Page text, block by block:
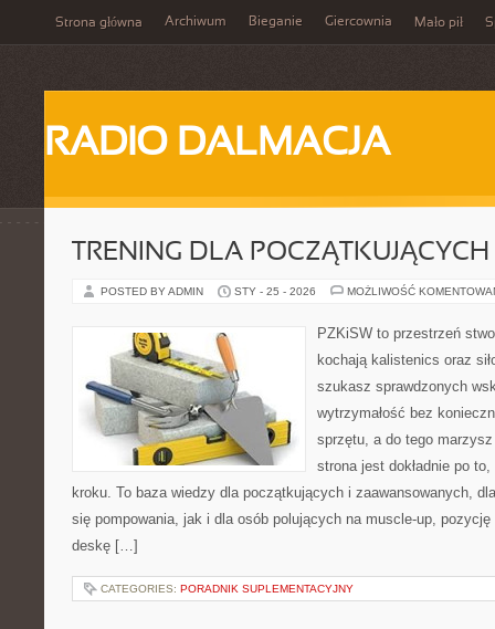
Strona główna Archiwum Bieganie Giercownia Mało pił
RADIO DALMACJA
TRENING DLA POCZĄTKUJĄCYCH
POSTED BY ADMIN STY - 25 - 2026 MOŻLIWOŚĆ
PZKiSW to przestrzeń
kochają kalistenics oraz
szukasz sprawdzonych
wytrzymałość bez
sprzętu, a do tego
strona jest dokładnie po
kroku. To baza wiedzy dla początkujących i zaawansowanych,
się pompowania, jak i dla osób polujących na muscle-up,
deskę […]
CATEGORIES: PORADNIK SUPLEMENTACYJNY